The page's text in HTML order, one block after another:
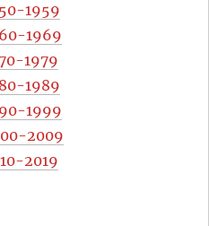
1959
1969
1979
1989
1999
2009
2019